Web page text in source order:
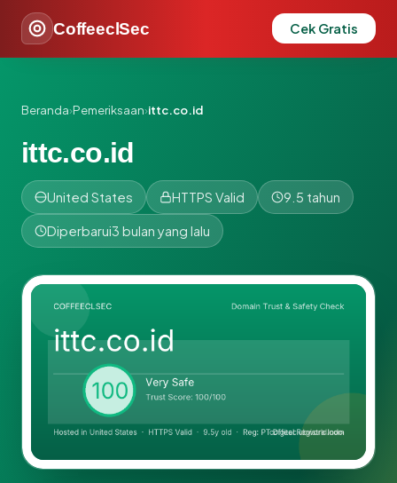
CoffeeclSec Cek Gratis
Beranda›Pemeriksaan›ittc.co.id
ittc.co.id
United States HTTPS Valid 9.5 tahun
Diperbarui3 bulan yang lalu